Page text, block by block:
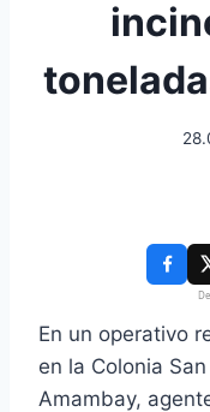
En un operativo
en la Colonia
Amambay,